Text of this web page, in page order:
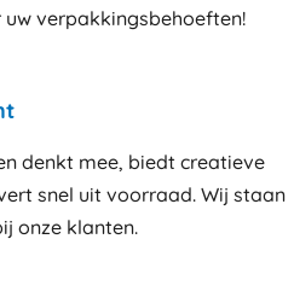
verpakkingsbehoeften!
denkt mee, biedt creatieve
snel uit voorraad. Wij staan
onze klanten